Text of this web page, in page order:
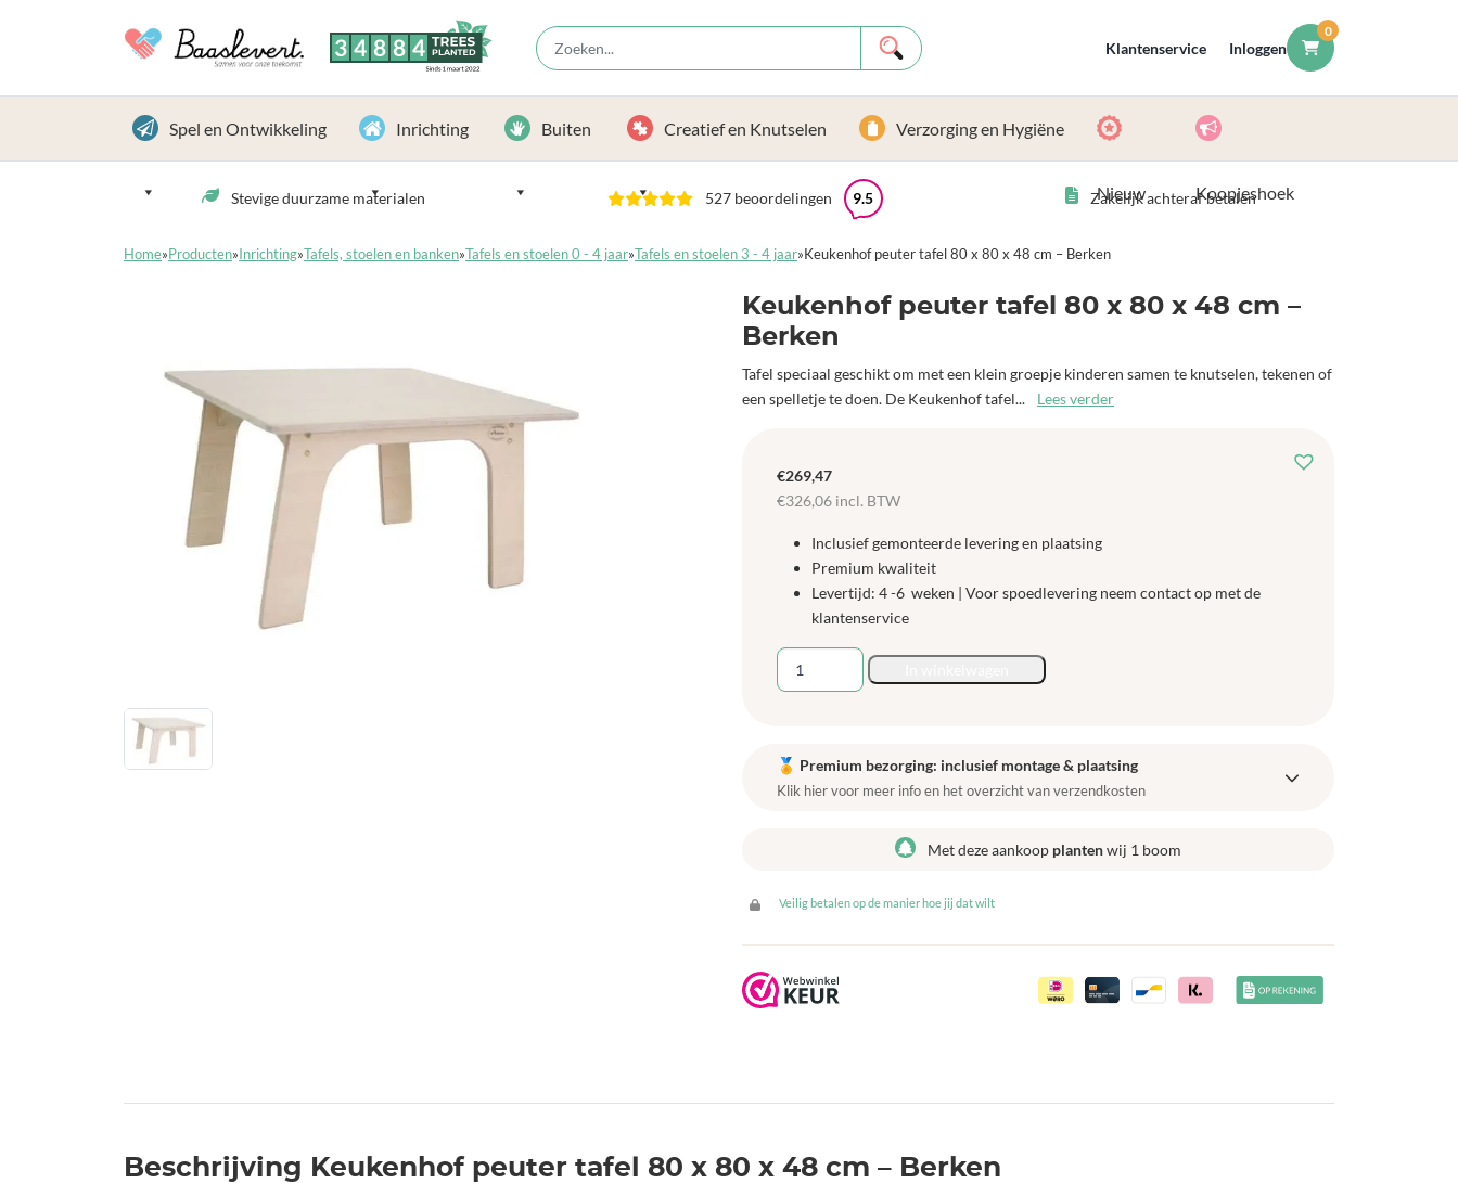
3 4 8 8 4 TREES
PLANTED
Sinds 1 maart 2022
Klantenservice Inloggen
0
Spel en Ontwikkeling Inrichting Buiten Creatief en Knutselen Verzorging en Hygiëne
Nieuw Koopjeshoek
Stevige duurzame materialen 527 beoordelingen 9.5 Zakelijk achteraf betalen
Home» Producten» Inrichting»Tafels, stoelen en banken»Tafels en stoelen 0 - 4 jaar»Tafels en stoelen 3 - 4 jaar» Keukenhof peuter tafel 80 x 80 x 48 cm – Berken
Keukenhof peuter tafel 80 x 80 x 48 cm –
Berken
Tafel speciaal geschikt om met een klein groepje kinderen samen te knutselen, tekenen of
een spelletje te doen. De Keukenhof tafel...
Lees verder
€269,47
€326,06 incl. BTW
Inclusief gemonteerde levering en plaatsing
Premium kwaliteit
Levertijd: 4 -6 weken | Voor spoedlevering neem contact op met de
klantenservice
Keukenhof
peuter
x
80
Berken
🏅 Premium bezorging: inclusief montage & plaatsing
Klik hier voor meer info en het overzicht van verzendkosten
Met deze aankoop plantenwij 1 boom
Veilig betalen op de manier hoe jij dat wilt
Beschrijving Keukenhof peuter tafel 80 x 80 x 48 cm – Berken